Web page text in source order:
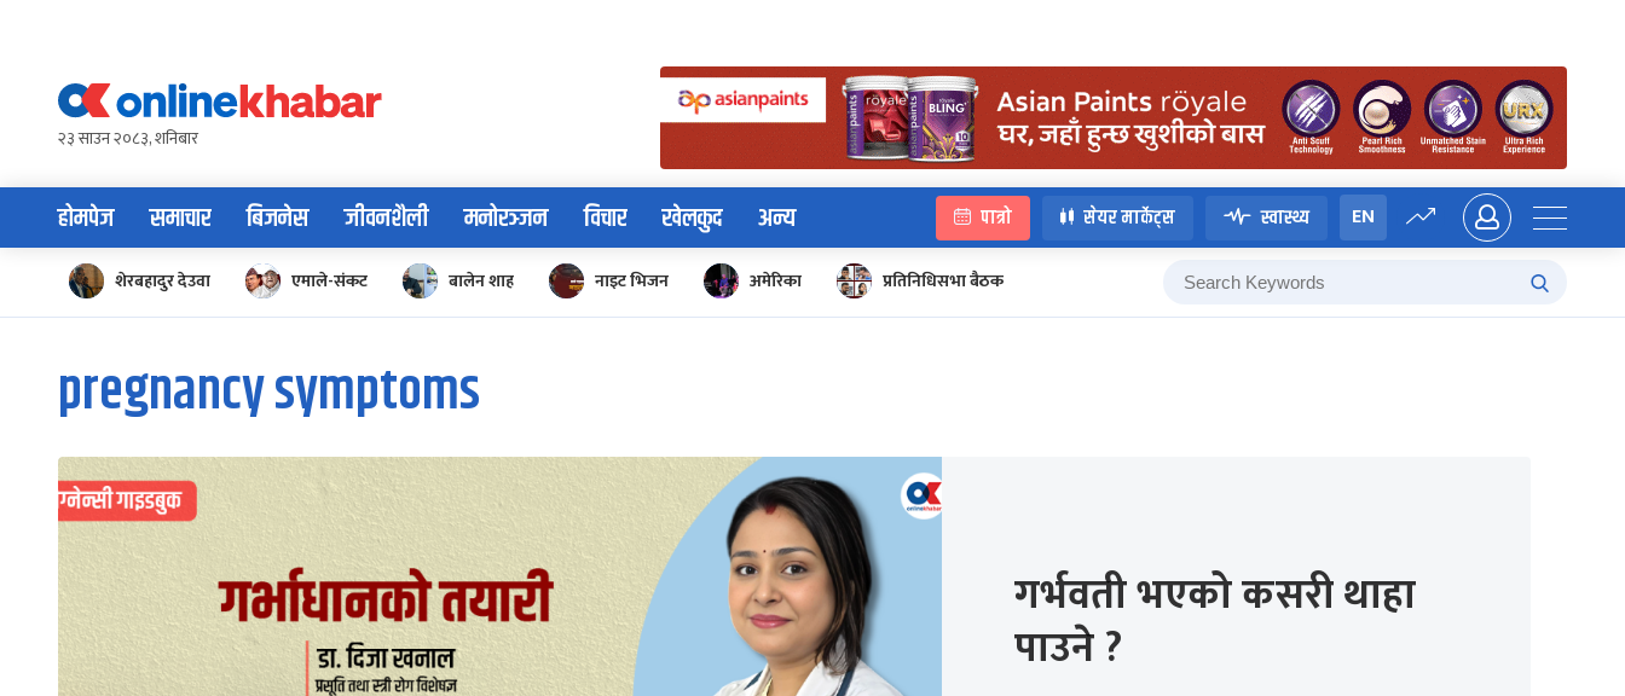
content२३ साउन २०८३, शनिबार
होमपेज समाचार बिजनेस जीवनशैली मनोरञ्जन विचार खेलकुद अन्य पात्रो सेयर मार्केट्स स्वास्थ्य EN
शेरबहादुर देउवा एमाले-संकट बालेन शाह नाइट भिजन अमेरिका प्रतिनिधिसभा बैठक
pregnancy symptoms
गर्भवती भएको कसरी थाहा
पाउने ?